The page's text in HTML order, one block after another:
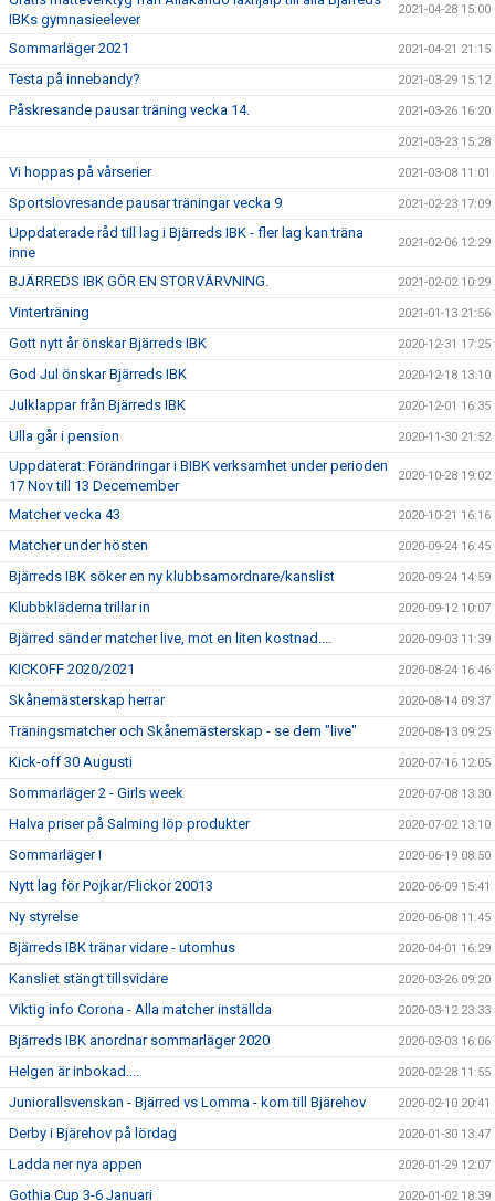
IBKs gymnasieelever
2021-04-28 15:00
Sommarläger 2021 2021-04-21 21:15
Testa på innebandy? 2021-03-29 15:12
Påskresande pausar träning vecka 14. 2021-03-26 16:20
2021-03-23 15:28
Vi hoppas på vårserier 2021-03-08 11:01
Sportslovresande pausar träningar vecka 9 2021-02-23 17:09
Uppdaterade råd till lag i Bjärreds IBK - fler lag kan träna
inne
2021-02-06 12:29
BJÄRREDS IBK GÖR EN STORVÄRVNING. 2021-02-02 10:29
Vinterträning 2021-01-13 21:56
Gott nytt år önskar Bjärreds IBK 2020-12-31 17:25
God Jul önskar Bjärreds IBK 2020-12-18 13:10
Julklappar från Bjärreds IBK 2020-12-01 16:35
Ulla går i pension 2020-11-30 21:52
Uppdaterat: Förändringar i BIBK verksamhet under perioden
17 Nov till 13 Decemember
2020-10-28 19:02
Matcher vecka 43 2020-10-21 16:16
Matcher under hösten 2020-09-24 16:45
Bjärreds IBK söker en ny klubbsamordnare/kanslist 2020-09-24 14:59
Klubbkläderna trillar in 2020-09-12 10:07
Bjärred sänder matcher live, mot en liten kostnad.... 2020-09-03 11:39
KICKOFF 2020/2021 2020-08-24 16:46
Skånemästerskap herrar 2020-08-14 09:37
Träningsmatcher och Skånemästerskap - se dem "live" 2020-08-13 09:25
Kick-off 30 Augusti 2020-07-16 12:05
Sommarläger 2 - Girls week 2020-07-08 13:30
Halva priser på Salming löp produkter 2020-07-02 13:10
Sommarläger I 2020-06-19 08:50
Nytt lag för Pojkar/Flickor 20013 2020-06-09 15:41
Ny styrelse 2020-06-08 11:45
Bjärreds IBK tränar vidare - utomhus 2020-04-01 16:29
Kansliet stängt tillsvidare 2020-03-26 09:20
Viktig info Corona - Alla matcher inställda 2020-03-12 23:33
Bjärreds IBK anordnar sommarläger 2020 2020-03-03 16:06
Helgen är inbokad.... 2020-02-28 11:55
Juniorallsvenskan - Bjärred vs Lomma - kom till Bjärehov 2020-02-10 20:41
Derby i Bjärehov på lördag 2020-01-30 13:47
Ladda ner nya appen 2020-01-29 12:07
Gothia Cup 3-6 Januari 2020-01-02 18:39